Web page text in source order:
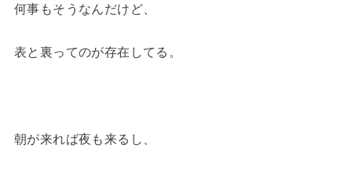
何事もそうなんだけど、
表と裏ってのが存在してる。
朝が来れば夜も来るし、